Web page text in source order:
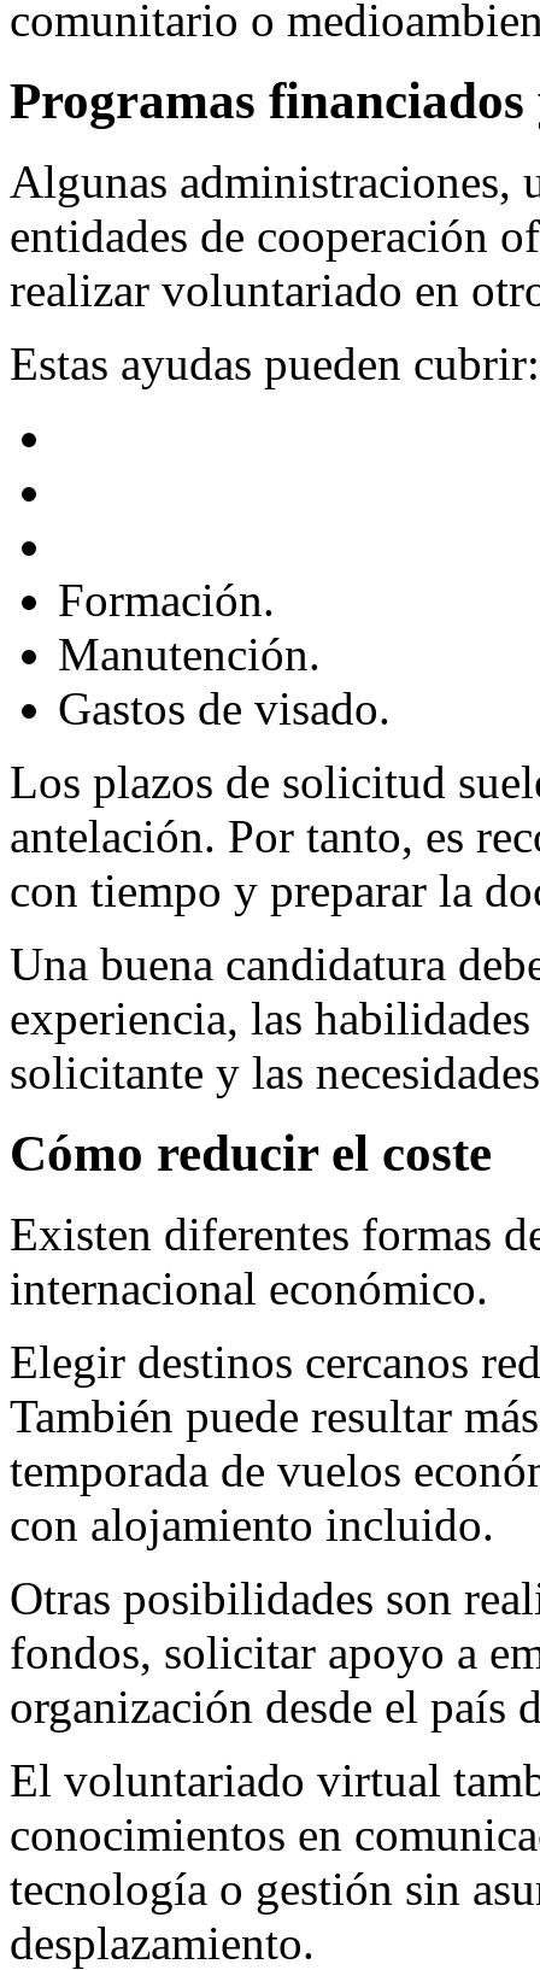
comunitario o
Programas financiados
Algunas administraciones,
entidades de cooperación
realizar voluntariado en
Estas ayudas pueden cubrir:
Formación.
Manutención.
Gastos de visado.
Los plazos de solicitud
antelación. Por tanto, es
con tiempo y preparar la
Una buena candidatura
experiencia, las
solicitante y las
Cómo reducir el coste
Existen diferentes formas
internacional económico.
Elegir destinos cercanos
También puede resultar
temporada de vuelos
con alojamiento incluido.
Otras posibilidades son
fondos, solicitar apoyo a
organización desde el país
El voluntariado virtual
conocimientos en
tecnología o gestión sin
desplazamiento.